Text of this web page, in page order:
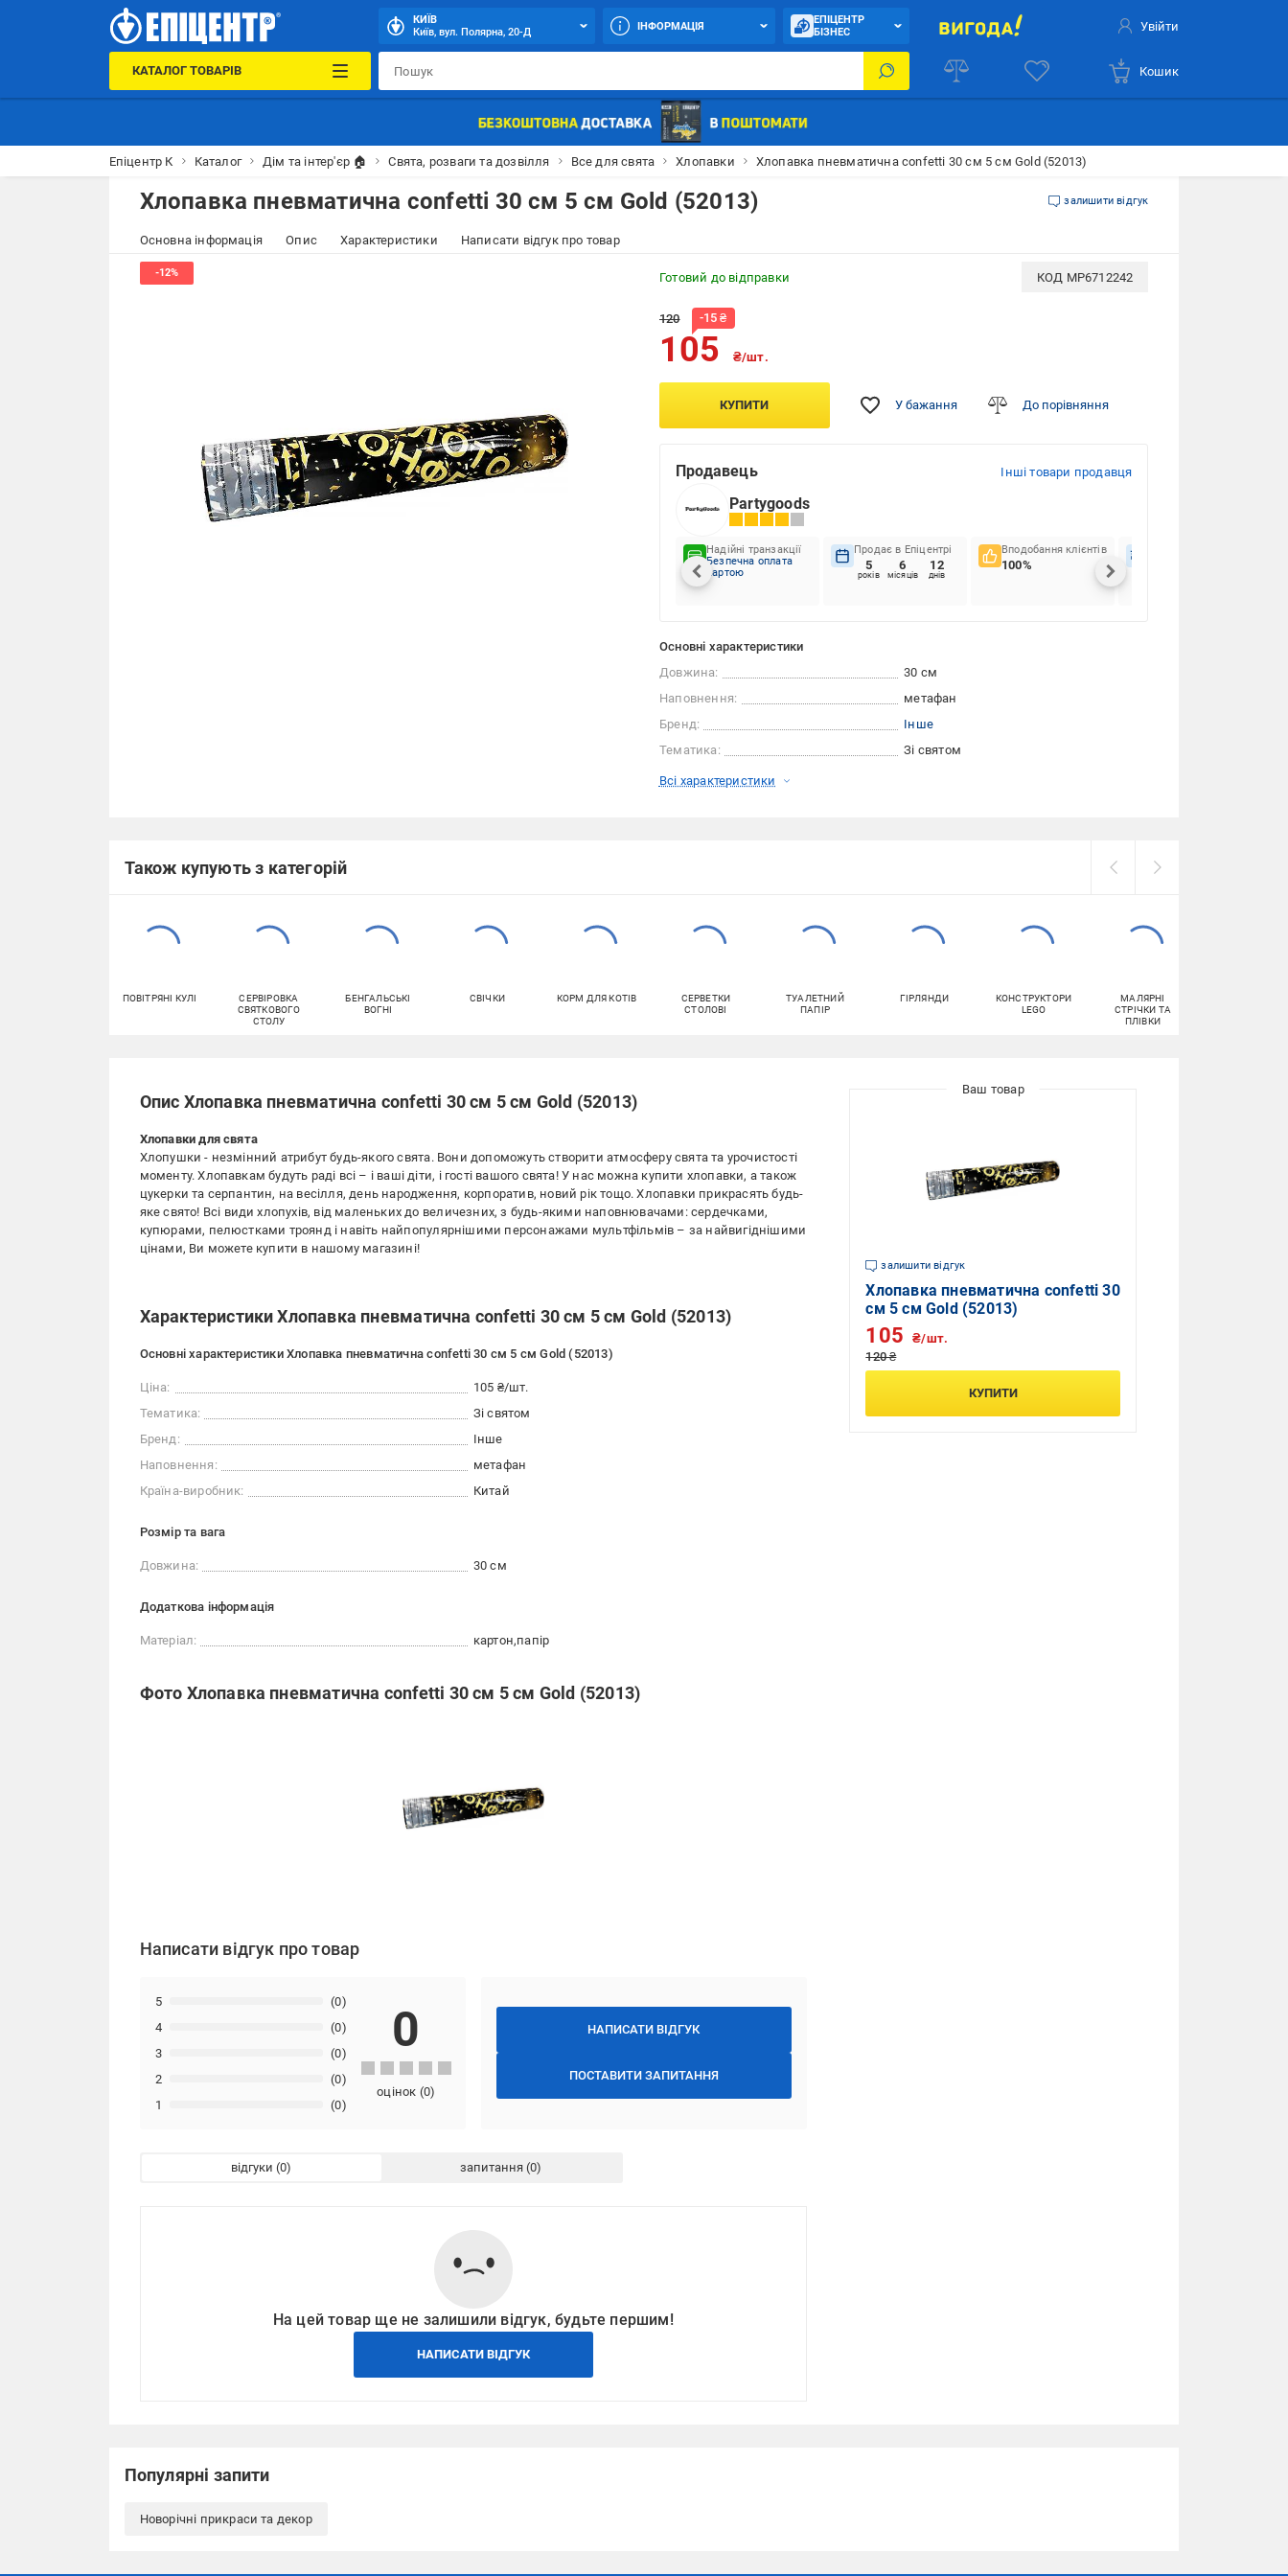
КИЇВ
Київ, вул. Полярна, 20-Д
ІНФОРМАЦІЯ
ЕПІЦЕНТР
БІЗНЕС
Увійти
КАТАЛОГ ТОВАРІВ Кошик
Епіцентр К Каталог Дім та інтер'єр 🏠 Свята, розваги та дозвілля Все для свята Хлопавки Хлопавка пневматична confetti 30 см 5 см Gold (52013)
Хлопавка пневматична confetti 30 см 5 см Gold (52013) залишити відгук
Основна інформація Опис Характеристики Написати відгук про товар
Готовий до відправки КОД MP6712242
120 -15 ₴
105 ₴/шт.
КУПИТИ У бажання До порівняння
Продавець Інші товари продавця
Partygoods
Надійні транзакції
Безпечна оплата
картою
Продає в Епіцентрі
5
років
6
місяців
12
днів
Вподобання клієнтів
100%
Основні характеристики
Довжина:
30 см
Наповнення:
метафан
Бренд:
Інше
Тематика:
Зі святом
Всі характеристики
Також купують з категорій
ПОВІТРЯНІ КУЛІ
СЕРВІРОВКА
СВЯТКОВОГО
СТОЛУ
БЕНГАЛЬСЬКІ
ВОГНІ
СВІЧКИ КОРМ ДЛЯ КОТІВ
СЕРВЕТКИ
СТОЛОВІ
ТУАЛЕТНИЙ
ПАПІР
ГІРЛЯНДИ
КОНСТРУКТОРИ
LEGO
МАЛЯРНІ
СТРІЧКИ ТА
ПЛІВКИ
Опис Хлопавка пневматична confetti 30 см 5 см Gold (52013)
Хлопавки для свята
Хлопушки - незмінний атрибут будь-якого свята. Вони допоможуть створити атмосферу свята та урочистості
моменту. Хлопавкам будуть раді всі – і ваші діти, і гості вашого свята! У нас можна купити хлопавки, а також
цукерки та серпантин, на весілля, день народження, корпоратив, новий рік тощо. Хлопавки прикрасять будь-
яке свято! Всі види хлопухів, від маленьких до величезних, з будь-якими наповнювачами: сердечками,
купюрами, пелюстками троянд і навіть найпопулярнішими персонажами мультфільмів – за найвигіднішими
цінами, Ви можете купити в нашому магазині!
Характеристики Хлопавка пневматична confetti 30 см 5 см Gold (52013)
Основні характеристики Хлопавка пневматична confetti 30 см 5 см Gold (52013)
Ціна:
105 ₴/шт.
Тематика:
Зі святом
Бренд:
Інше
Наповнення:
метафан
Країна-виробник:
Китай
Розмір та вага
Довжина: 30 см
Додаткова інформація
Матеріал: картон папір
Фото Хлопавка пневматична confetti 30 см 5 см Gold (52013)
Написати відгук про товар
НАПИСАТИ ВІДГУК
ПОСТАВИТИ ЗАПИТАННЯ
1 (0)
2 (0)
3 (0)
4 (0)
5 (0)
0
оцінок (0)
відгуки запитання
На цей товар ще не залишили відгук, будьте першим!
НАПИСАТИ ВІДГУК
залишити відгук
Хлопавка пневматична confetti 30
см 5 см Gold (52013)
120 ₴
105 ₴/шт.
КУПИТИ
Популярні запити
Новорічні прикраси та декор